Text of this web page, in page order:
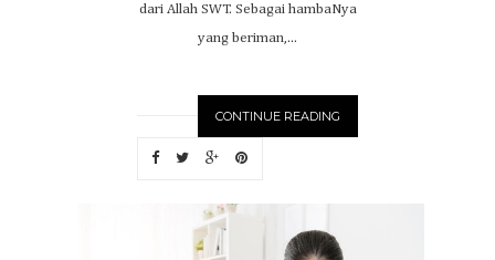
dari Allah SWT. Sebagai hambaNya
yang beriman,...
CONTINUE READING